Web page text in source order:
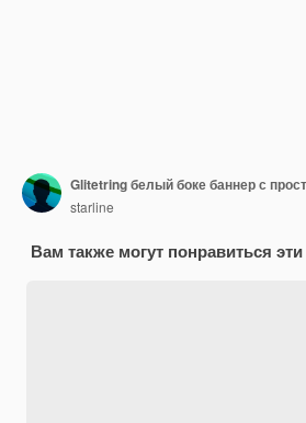
Glitetring белый боке баннер с
starline
Вам также могут понравиться